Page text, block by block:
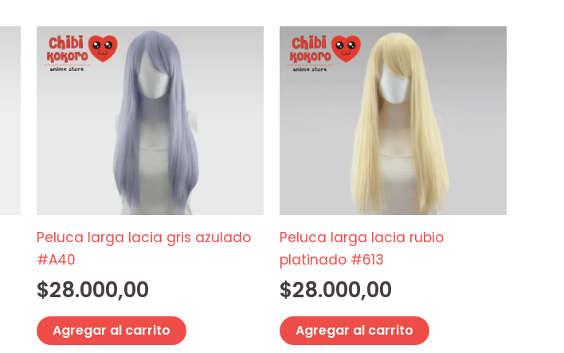
Peluca larga lacia gris azulado
#A40
$28.000,00
Agregar al carrito
Peluca larga lacia rubio
platinado #613
$28.000,00
Agregar al carrito